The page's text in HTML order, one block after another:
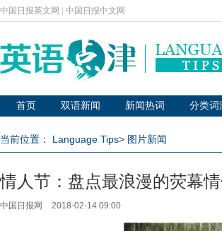
中国日报英文网 中国日报中文网
首页 双语新闻 新闻热词 分类词
当前位置： Language Tips> 图片新闻
情人节：盘点最浪漫的荧幕
中国日报网 2018-02-14 09:00